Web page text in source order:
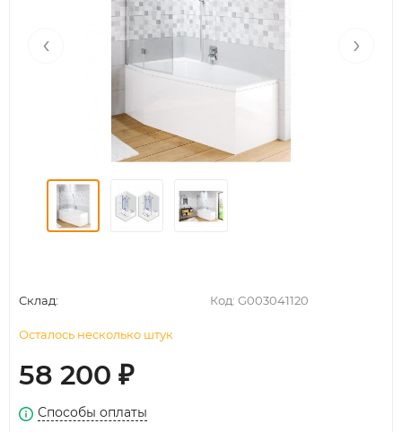
‹ ›
Код: G003041120
Склад:
Осталось несколько штук
58 200 ₽
Способы оплаты